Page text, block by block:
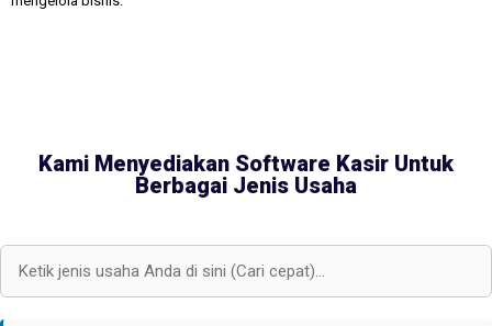
Kami Menyediakan Software Kasir Untuk
Berbagai Jenis Usaha